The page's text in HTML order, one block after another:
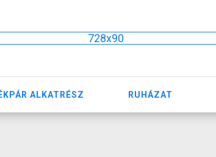
728x90
ALKATRÉSZ RUHÁZAT